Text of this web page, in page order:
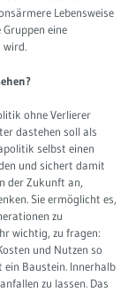
Lebensweise
eine
wird.
ohne Verlierer
dastehen soll als
selbst einen
und sichert damit
der Zukunft an,
Sie ermöglicht es,
zu
wichtig, zu fragen:
und Nutzen so
ein Baustein. Innerhalb
zu lassen. Das